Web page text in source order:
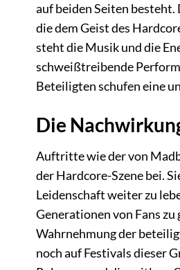
auf beiden Seiten
die dem Geist des
steht die Musik und die
schweißtreibende
Beteiligten schufen eine
Die
Auftritte wie der von
der Hardcore-Szene bei.
Leidenschaft weiter zu
Generationen von Fans
Wahrnehmung der
noch auf Festivals dieser